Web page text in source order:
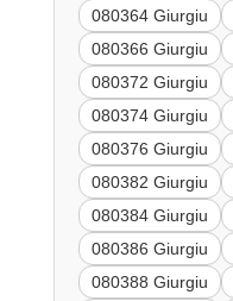
080364 Giurgiu
080366 Giurgiu
080372 Giurgiu
080374 Giurgiu
080376 Giurgiu
080382 Giurgiu
080384 Giurgiu
080386 Giurgiu
080388 Giurgiu